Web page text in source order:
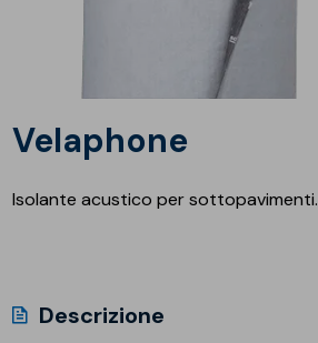
Velaphone
Isolante acustico per sottopavimenti.
Descrizione